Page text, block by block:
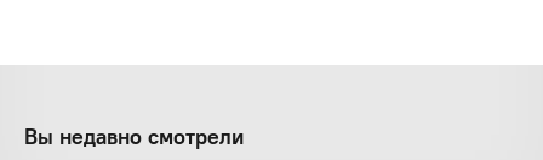
Вы недавно смотрели